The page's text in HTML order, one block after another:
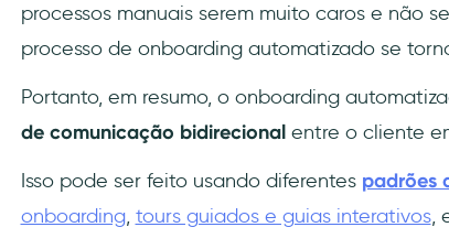
processos manuais serem muito caros e não
processo de onboarding automatizado se
Portanto, em resumo, o onboarding
de comunicação bidirecional entre o cliente
Isso pode ser feito usando diferentes padrões
onboarding, tours guiados e guias interativos,